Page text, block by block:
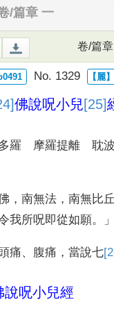
/篇章 一
卷/篇章
No. 1329
佛說呪小兒[25]
羅 摩羅提離 耽
， 南無法 ， 南無比
我所呪即從如願。」
痛、 腹痛 ， 當說七
說呪小兒經